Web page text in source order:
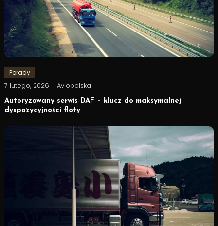
Porady
7 lutego, 2026 Aviopolska
Autoryzowany serwis DAF – klucz do maksymalnej
dyspozycyjności floty